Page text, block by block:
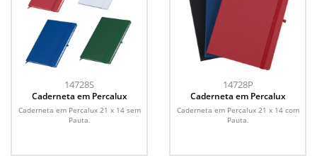
14728S
Caderneta em Percalux
Caderneta em Percalux 21 x 14 sem
Pauta.
14728P
Caderneta em Percalux
Caderneta em Percalux 21 x 14 com
Pauta.